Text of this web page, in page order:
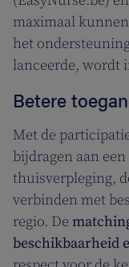
maximaal
het
lanceerde, wordt
Betere
Met de
bijdragen aan
thuisverpleging,
verbinden met
regio. De
beschikbaarheid